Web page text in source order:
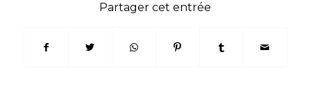
Partager cet entrée